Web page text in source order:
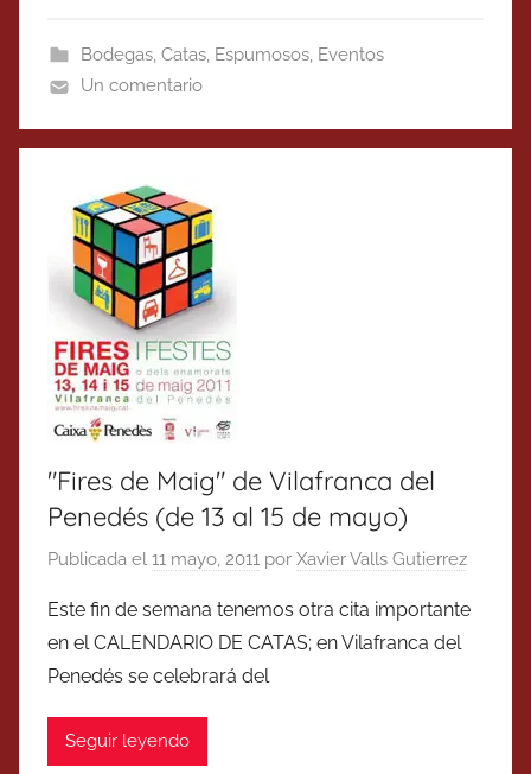
Bodegas, Catas, Espumosos, Eventos
Un comentario
"Fires de Maig" de Vilafranca del
Penedés (de 13 al 15 de mayo)
Publicada el 11 mayo, 2011 por Xavier Valls Gutierrez
Este fin de semana tenemos otra cita importante
en el CALENDARIO DE CATAS; en Vilafranca del
Penedés se celebrará del
Seguir leyendo